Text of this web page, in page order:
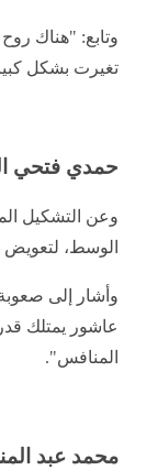
وتابع: "هناك
تغيرت بشكل
حمدي فتحي
وعن التشكيل
الوسط،
وأشار إلى صعوبة
عاشور يمتلك
المنافس".
محمد عبد